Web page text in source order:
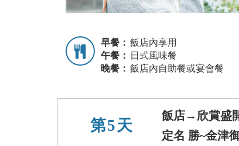
早餐： 飯店內享用
午餐：
日式風味餐
晚餐： 飯店內自助餐或宴會餐
第5天
飯店→欣賞盛
定名 勝~金津